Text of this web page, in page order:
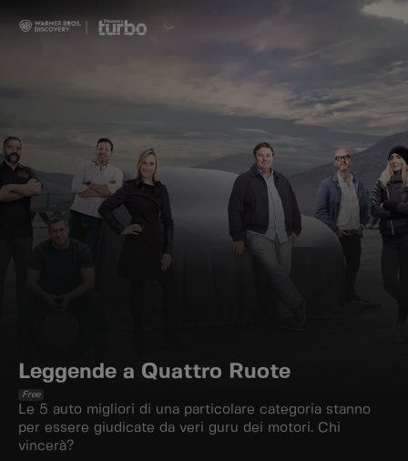
Leggende a Quattro Ruote
Free
Le 5 auto migliori di una particolare categoria stanno
per essere giudicate da veri guru dei motori. Chi
vincerà?